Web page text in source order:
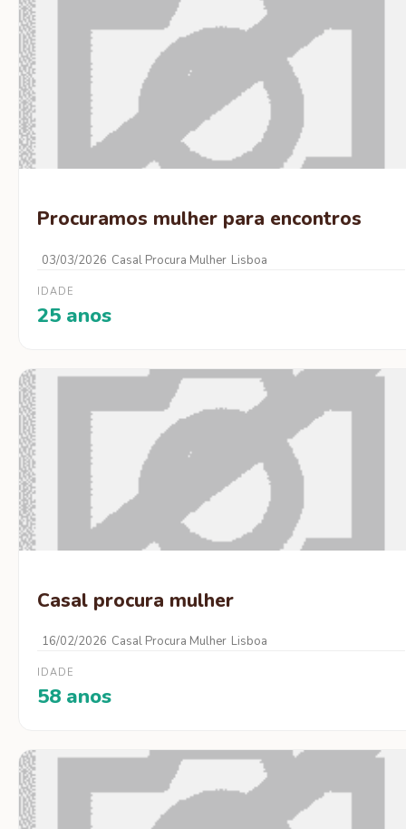
Procuramos mulher para encontros
03/03/2026 Casal Procura Mulher Lisboa
IDADE
25 anos
Casal procura mulher
16/02/2026 Casal Procura Mulher Lisboa
IDADE
58 anos